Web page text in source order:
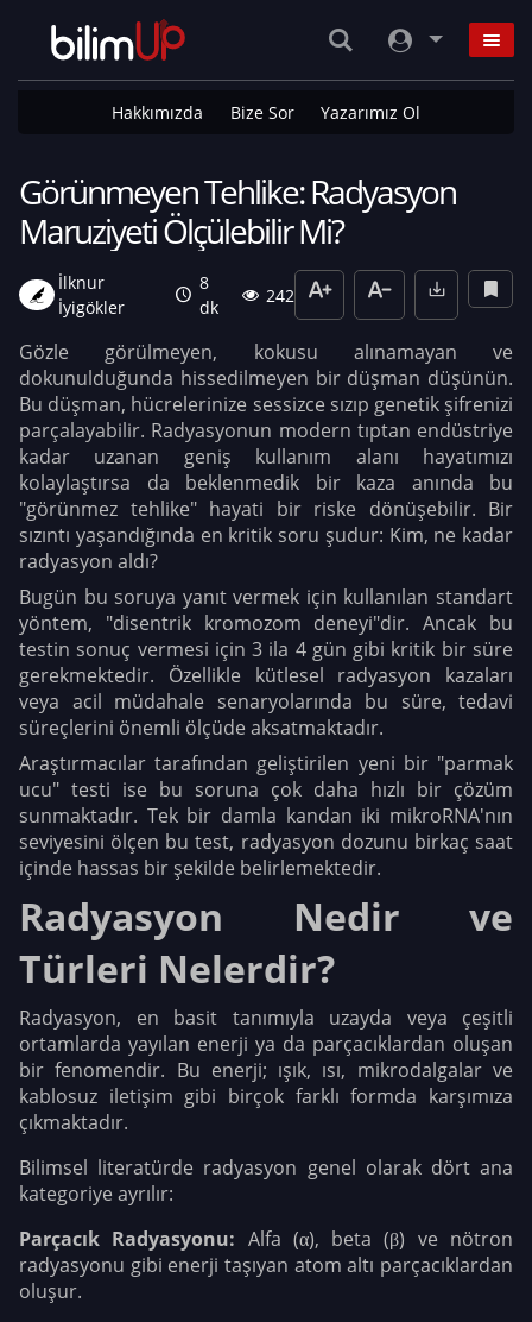
Hakkımızda Bize Sor Yazarımız Ol
Görünmeyen Tehlike: Radyasyon
Maruziyeti Ölçülebilir Mi?
İlknur
İyigökler
8
dk
242
Gözle görülmeyen, kokusu alınamayan ve
dokunulduğunda hissedilmeyen bir düşman düşünün.
Bu düşman, hücrelerinize sessizce sızıp genetik şifrenizi
parçalayabilir. Radyasyonun modern tıptan endüstriye
kadar uzanan geniş kullanım alanı hayatımızı
kolaylaştırsa da beklenmedik bir kaza anında bu
"görünmez tehlike" hayati bir riske dönüşebilir. Bir
sızıntı yaşandığında en kritik soru şudur: Kim, ne kadar
radyasyon aldı?
Bugün bu soruya yanıt vermek için kullanılan standart
yöntem, "disentrik kromozom deneyi"dir. Ancak bu
testin sonuç vermesi için 3 ila 4 gün gibi kritik bir süre
gerekmektedir. Özellikle kütlesel radyasyon kazaları
veya acil müdahale senaryolarında bu süre, tedavi
süreçlerini önemli ölçüde aksatmaktadır.
Araştırmacılar tarafından geliştirilen yeni bir "parmak
ucu" testi ise bu soruna çok daha hızlı bir çözüm
sunmaktadır. Tek bir damla kandan iki mikroRNA'nın
seviyesini ölçen bu test, radyasyon dozunu birkaç saat
içinde hassas bir şekilde belirlemektedir.
Radyasyon Nedir ve
Türleri Nelerdir?
Radyasyon, en basit tanımıyla uzayda veya çeşitli
ortamlarda yayılan enerji ya da parçacıklardan oluşan
bir fenomendir. Bu enerji; ışık, ısı, mikrodalgalar ve
kablosuz iletişim gibi birçok farklı formda karşımıza
çıkmaktadır.
Bilimsel literatürde radyasyon genel olarak dört ana
kategoriye ayrılır:
Parçacık Radyasyonu: Alfa (α), beta (β) ve nötron
radyasyonu gibi enerji taşıyan atom altı parçacıklardan
oluşur.